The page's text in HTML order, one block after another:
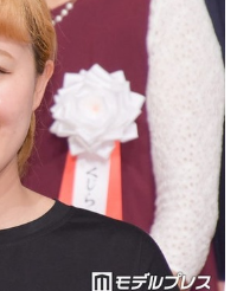
ョップ
イルーム